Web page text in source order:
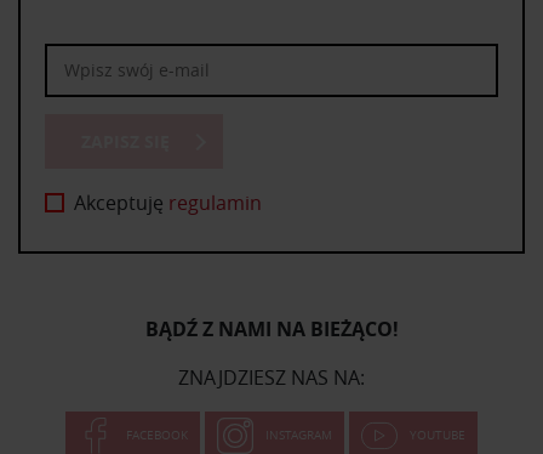
Akceptuję regulamin
BĄDŹ Z NAMI NA BIEŻĄCO!
ZNAJDZIESZ NAS NA:
FACEBOOK INSTAGRAM YOUTUBE